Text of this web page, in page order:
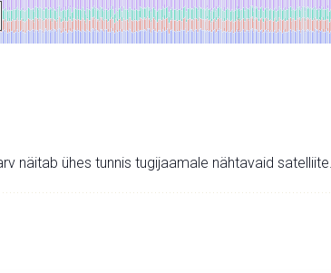
näitab ühes tunnis tugijaamale nähtavaid satelliite.